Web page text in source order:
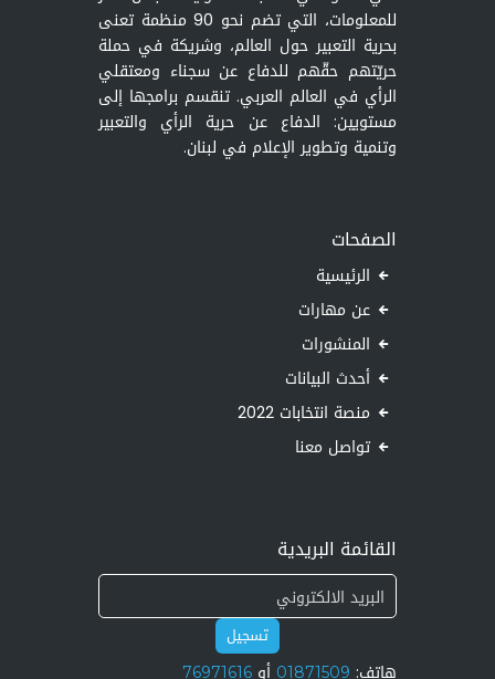
للمعلومات، التي تضم نحو 90 منظمة تعنى
بحرية التعبير حول العالم، وشريكة في حملة
حريّتهم حقّهم للدفاع عن سجناء ومعتقلي
الرأي في العالم العربي. تنقسم برامجها إلى
مستويين: الدفاع عن حرية الرأي والتعبير
وتنمية وتطوير الإعلام في لبنان.
الصفحات
الرئيسية
عن مهارات
المنشورات
أحدث البيانات
منصة انتخابات 2022
تواصل معنا
القائمة البريدية
تسجيل
هاتف: 01871509 أو 76971616